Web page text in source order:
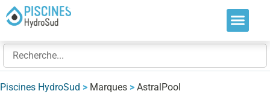
Piscines HydroSud > Marques > AstralPool